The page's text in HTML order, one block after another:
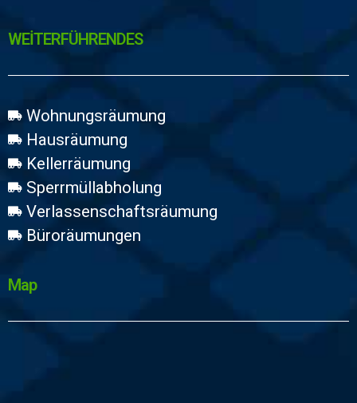
WEİTERFÜHRENDES
Wohnungsräumung
Hausräumung
Kellerräumung
Sperrmüllabholung
Verlassenschaftsräumung
Büroräumungen
Map